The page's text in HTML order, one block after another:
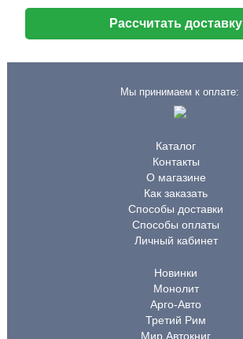
Рассчитать доставку
Мы принимаем к оплате:
Каталог
Контакты
О магазине
Как заказать
Способы доставки
Способы оплаты
Личный кабинет
Новинки
Монолит
Арго-Авто
Третий Рим
Мир Автокниг